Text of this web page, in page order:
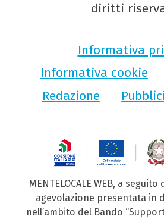
diritti
Informativa
Informativa cookie
Redazione
MENTELOCALE WEB, a
agevolazione presentata in
nell’ambito del Bando